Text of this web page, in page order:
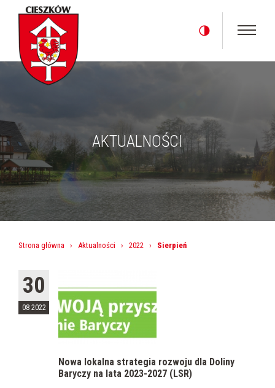
AKTUALNOŚCI
Strona główna › Aktualności › 2022 › Sierpień
30
08 2022
Nowa lokalna strategia rozwoju dla Doliny
Baryczy na lata 2023-2027 (LSR)